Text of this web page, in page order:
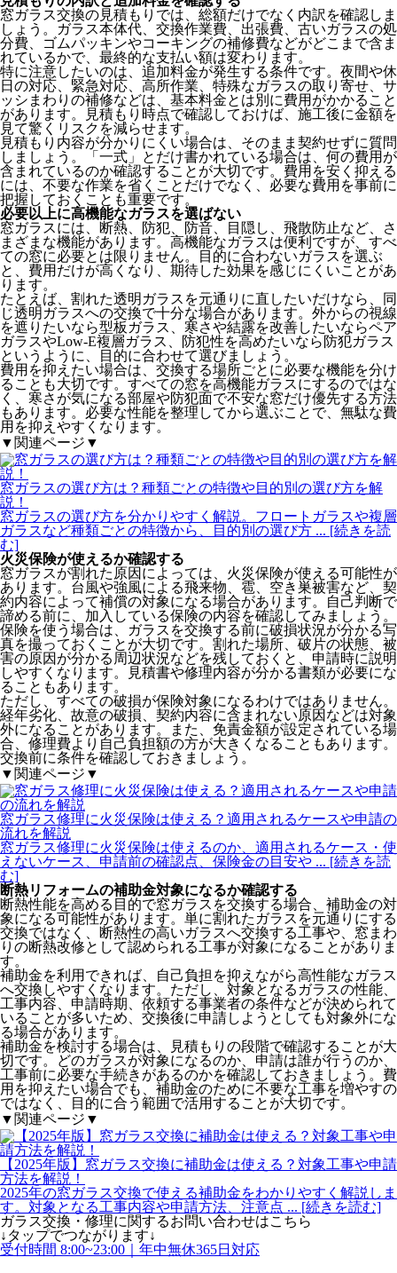
窓ガラス交換の見積もりでは、総額だけでなく内訳を確認しま
しょう。ガラス本体代、交換作業費、出張費、古いガラスの処
分費、ゴムパッキンやコーキングの補修費などがどこまで含ま
れているかで、最終的な支払い額は変わります。
特に注意したいのは、追加料金が発生する条件です。夜間や休
日の対応、緊急対応、高所作業、特殊なガラスの取り寄せ、サ
ッシまわりの補修などは、基本料金とは別に費用がかかること
があります。見積もり時点で確認しておけば、施工後に金額を
見て驚くリスクを減らせます。
見積もり内容が分かりにくい場合は、そのまま契約せずに質問
しましょう。「一式」とだけ書かれている場合は、何の費用が
含まれているのか確認することが大切です。費用を安く抑える
には、不要な作業を省くことだけでなく、必要な費用を事前に
把握しておくことも重要です。
必要以上に高機能なガラスを選ばない
窓ガラスには、断熱、防犯、防音、目隠し、飛散防止など、さ
まざまな機能があります。高機能なガラスは便利ですが、すべ
ての窓に必要とは限りません。目的に合わないガラスを選ぶ
と、費用だけが高くなり、期待した効果を感じにくいことがあ
ります。
たとえば、割れた透明ガラスを元通りに直したいだけなら、同
じ透明ガラスへの交換で十分な場合があります。外からの視線
を遮りたいなら型板ガラス、寒さや結露を改善したいならペア
ガラスやLow-E複層ガラス、防犯性を高めたいなら防犯ガラス
というように、目的に合わせて選びましょう。
費用を抑えたい場合は、交換する場所ごとに必要な機能を分け
ることも大切です。すべての窓を高機能ガラスにするのではな
く、寒さが気になる部屋や防犯面で不安な窓だけ優先する方法
もあります。必要な性能を整理してから選ぶことで、無駄な費
用を抑えやすくなります。
▼関連ページ▼
窓ガラスの選び方は？種類ごとの特徴や目的別の選び方を解
説！
窓ガラスの選び方を分かりやすく解説。フロートガラスや複層
ガラスなど種類ごとの特徴から、目的別の選び方 ... [続きを読
む]
火災保険が使えるか確認する
窓ガラスが割れた原因によっては、火災保険が使える可能性が
あります。台風や強風による飛来物、雹、空き巣被害など、契
約内容によって補償の対象になる場合があります。自己判断で
諦める前に、加入している保険の内容を確認してみましょう。
保険を使う場合は、ガラスを交換する前に破損状況が分かる写
真を撮っておくことが大切です。割れた場所、破片の状態、被
害の原因が分かる周辺状況などを残しておくと、申請時に説明
しやすくなります。見積書や修理内容が分かる書類が必要にな
ることもあります。
ただし、すべての破損が保険対象になるわけではありません。
経年劣化、故意の破損、契約内容に含まれない原因などは対象
外になることがあります。また、免責金額が設定されている場
合、修理費より自己負担額の方が大きくなることもあります。
交換前に条件を確認しておきましょう。
▼関連ページ▼
窓ガラス修理に火災保険は使える？適用されるケースや申請の
流れを解説
窓ガラス修理に火災保険は使えるのか、適用されるケース・使
えないケース、申請前の確認点、保険金の目安や ... [続きを読
む]
断熱リフォームの補助金対象になるか確認する
断熱性能を高める目的で窓ガラスを交換する場合、補助金の対
象になる可能性があります。単に割れたガラスを元通りにする
交換ではなく、断熱性の高いガラスへ交換する工事や、窓まわ
りの断熱改修として認められる工事が対象になることがありま
す。
補助金を利用できれば、自己負担を抑えながら高性能なガラス
へ交換しやすくなります。ただし、対象となるガラスの性能、
工事内容、申請時期、依頼する事業者の条件などが決められて
いることが多いため、交換後に申請しようとしても対象外にな
る場合があります。
補助金を検討する場合は、見積もりの段階で確認することが大
切です。どのガラスが対象になるのか、申請は誰が行うのか、
工事前に必要な手続きがあるのかを確認しておきましょう。費
用を抑えたい場合でも、補助金のために不要な工事を増やすの
ではなく、目的に合う範囲で活用することが大切です。
▼関連ページ▼
【2025年版】窓ガラス交換に補助金は使える？対象工事や申請
方法を解説！
2025年の窓ガラス交換で使える補助金をわかりやすく解説しま
す。対象となる工事内容や申請方法、注意点 ... [続きを読む]
ガラス交換・修理に関するお問い合わせはこちら
↓タップでつながります↓
受付時間 8:00~23:00｜年中無休365日対応